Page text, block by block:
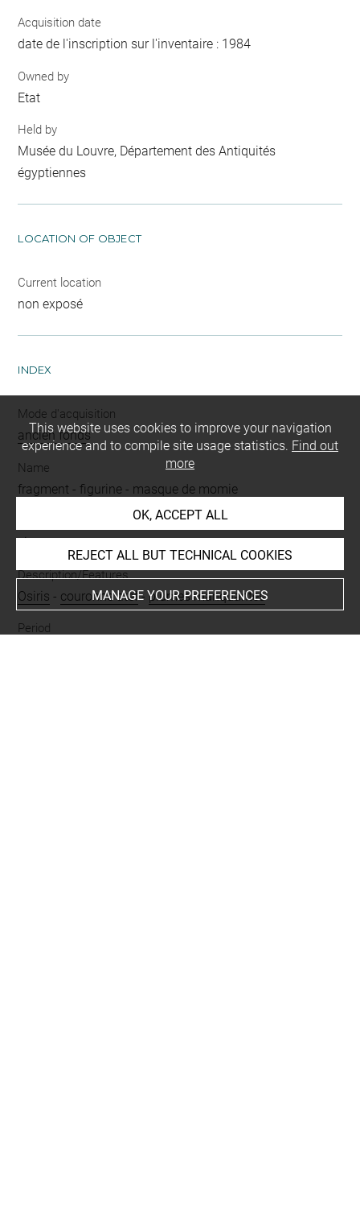
Acquisition date
date de l'inscription sur l'inventaire : 1984
Owned by
Etat
Held by
Musée du Louvre, Département des Antiquités
égyptiennes
LOCATION OF OBJECT
Current location
non exposé
INDEX
Mode d'acquisition
ancien fonds
Name
fragment -figurine - masque de momie
cire
Description/Features
Osiris - couronne atef-plumes manquantes
Period
This website uses cookies to improve your navigation
experience and to compile site usage statistics. Find out
more
OK, ACCEPT ALL
REJECT ALL BUT TECHNICAL COOKIES
MANAGE YOUR PREFERENCES